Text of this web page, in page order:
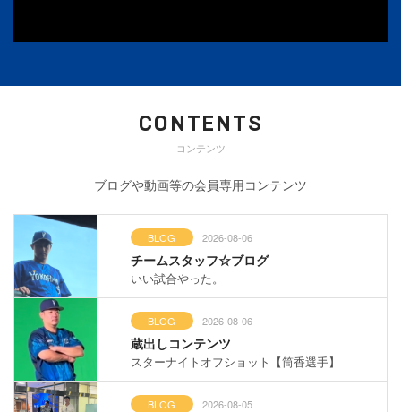
CONTENTS
コンテンツ
ブログや動画等の会員専用コンテンツ
BLOG 2026-08-06
チームスタッフ☆ブログ
いい試合やった。
BLOG 2026-08-06
蔵出しコンテンツ
スターナイトオフショット【筒香選手】
BLOG 2026-08-05